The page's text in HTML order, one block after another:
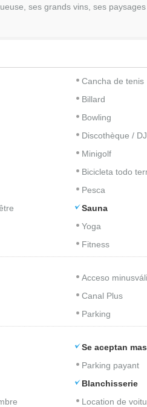
ses grands vins, ses paysages
Cancha de tenis
Billard
Bowling
Discothèque / DJ
Minigolf
Bicicleta todo
Pesca
Sauna
Yoga
Fitness
Acceso
Canal Plus
Parking
Se aceptan
Parking payant
Blanchisserie
Location de